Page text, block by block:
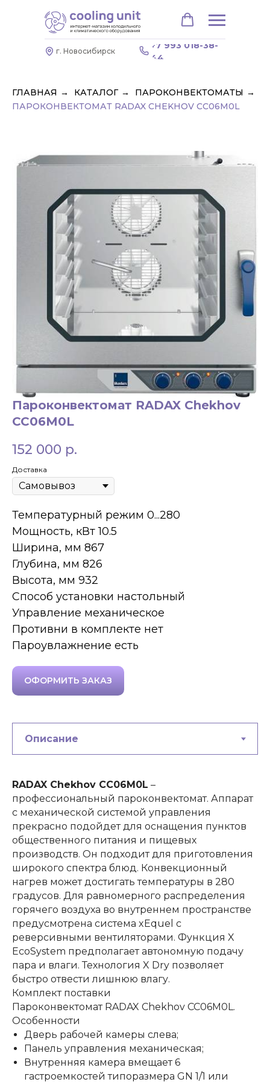
98
+7 993 018-38-
44
г. Новосибирск
ЗАКАЗАТЬ ЗВОНОК
ГЛАВНАЯ → КАТАЛОГ → ПАРОКОНВЕКТОМАТЫ →
ПАРОКОНВЕКТОМАТ RADAX CHEKHOV CC06M0L
Пароконвектомат RADAX Chekhov
CC06M0L
152 000 р.
Доставка
Температурный режим 0...280
Мощность, кВт 10.5
Ширина, мм 867
Глубина, мм 826
Высота, мм 932
Способ установки настольный
Управление механическое
Противни в комплекте нет
Пароувлажнение есть
ОФОРМИТЬ ЗАКАЗ
RADAX Chekhov CC06M0L –
профессиональный пароконвектомат. Аппарат
с механической системой управления
прекрасно подойдет для оснащения пунктов
общественного питания и пищевых
производств. Он подходит для приготовления
широкого спектра блюд. Конвекционный
нагрев может достигать температуры в 280
градусов. Для равномерного распределения
горячего воздуха во внутреннем пространстве
предусмотрена система xEquel с
реверсивными вентиляторами. Функция X
EcoSystem предполагает автономную подачу
пара и влаги. Технология X Dry позволяет
быстро отвести лишнюю влагу.
Комплект поставки
Пароконвектомат RADAX Chekhov CC06M0L.
Особенности
Дверь рабочей камеры слева;
Панель управления механическая;
Внутренняя камера вмещает 6
гастроемкостей типоразмера GN 1/1 или